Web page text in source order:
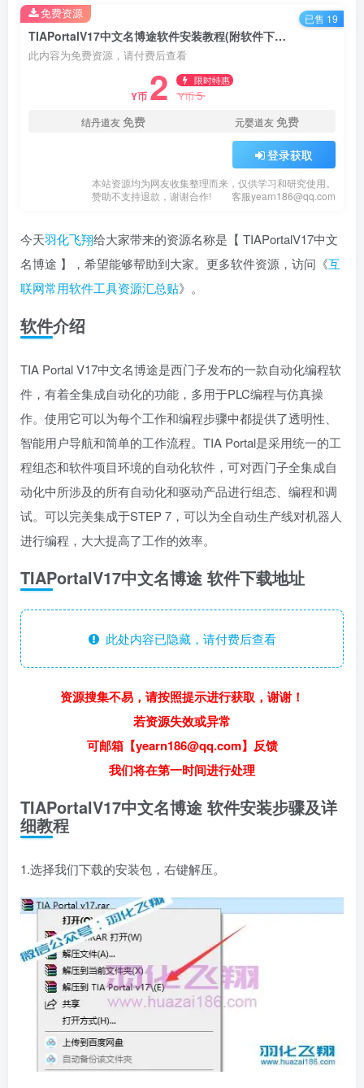
TIAPortalV17中文名博途软件安装教程(附软件下载地址)
此内容为免费资源，请付费后查看
Y币 2 限时特惠
Y币5
结丹道友免费 元婴道友免费
登录获取
本站资源均为网友收集整理而来，仅供学习和研究使用。
赞助不支持退款，谢谢合作!
客服yearn186@qq.com
免费资源 已售 19
今天羽化飞翔给大家带来的资源名称是【 TIAPortalV17中文
名博途 】，希望能够帮助到大家。更多软件资源，访问《互
联网常用软件工具资源汇总贴》。
软件介绍
TIA Portal V17中文名博途是西门子发布的一款自动化编程软
件，有着全集成自动化的功能，多用于PLC编程与仿真操
作。使用它可以为每个工作和编程步骤中都提供了透明性、
智能用户导航和简单的工作流程。TIA Portal是采用统一的工
程组态和软件项目环境的自动化软件，可对西门子全集成自
动化中所涉及的所有自动化和驱动产品进行组态、编程和调
试。可以完美集成于STEP 7，可以为全自动生产线对机器人
进行编程，大大提高了工作的效率。
TIAPortalV17中文名博途 软件下载地址
此处内容已隐藏，请付费后查看
资源搜集不易，请按照提示进行获取，谢谢！
若资源失效或异常
可邮箱【yearn186@qq.com】反馈
我们将在第一时间进行处理
TIAPortalV17中文名博途 软件安装步骤及详
细教程
1.选择我们下载的安装包，右键解压。